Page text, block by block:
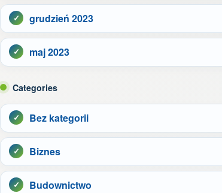
grudzień 2023
maj 2023
Categories
Bez kategorii
Biznes
Budownictwo